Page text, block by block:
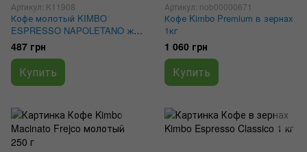
Артикул: K11908
Кофе молотый KIMBO
ESPRESSO NAPOLETANO ж/б
250 г
487 грн
Купить
Артикул: nob00000671
Кофе Kimbo Premium в зернах
1кг
1 060 грн
Купить